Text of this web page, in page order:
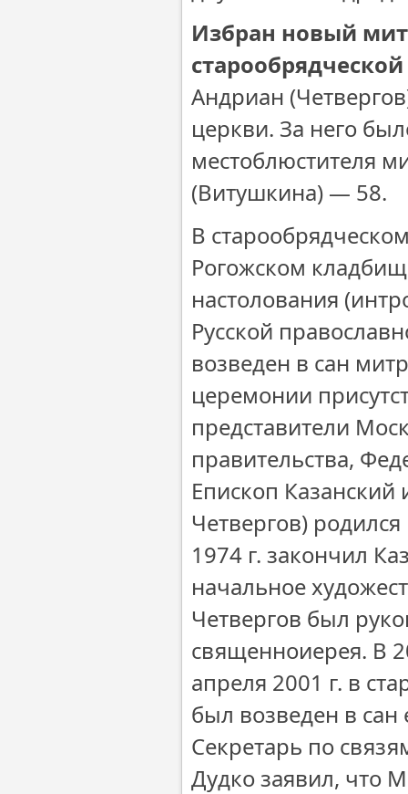
Избран новый
Андриан
церкви. За него
местоблюстителя
(Витушкина) — 58.
В
Рогожском
настолования
Русской
возведен в сан
церемонии
представители
правительства,
Епископ
Четвергов)
1974 г. закончил
начальное
Четвергов был
священноиерея. В
апреля 2001 г. в
был возведен в сан
Секретарь по
Дудко заявил, что